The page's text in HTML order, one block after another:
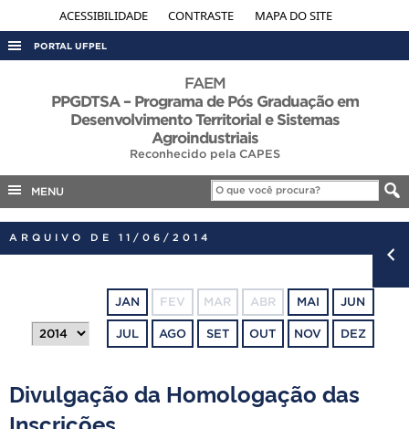
ACESSIBILIDADE CONTRASTE MAPA DO SITE
PORTAL UFPEL
AUDITORIA
INTERNACIONAL
TELEFONES
FAEM
PPGDTSA – Programa de Pós Graduação em
Desenvolvimento Territorial e Sistemas
Agroindustriais
Reconhecido pela CAPES
MENU
ARQUIVO DE 11/06/2014
JAN FEV MAR ABR MAI JUN
JUL AGO SET OUT NOV DEZ
Divulgação da Homologação das
Inscrições